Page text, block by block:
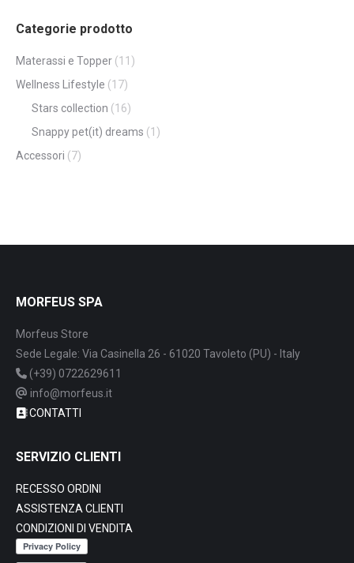
Categorie prodotto
Materassi e Topper (11)
Wellness Lifestyle (17)
Stars collection (16)
Snappy pet(it) dreams (1)
Accessori (7)
MORFEUS SPA
Morfeus Store
Sede Legale: Via Casinella 26 - 61020 Tavoleto (PU) - Italy
(+39) 0722629611
info@morfeus.it
CONTATTI
SERVIZIO CLIENTI
RECESSO ORDINI
ASSISTENZA CLIENTI
CONDIZIONI DI VENDITA